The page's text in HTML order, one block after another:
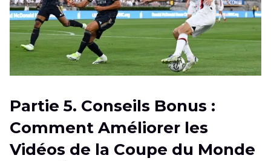
Partie 5. Conseils Bonus :
Comment Améliorer les
Vidéos de la Coupe du Monde